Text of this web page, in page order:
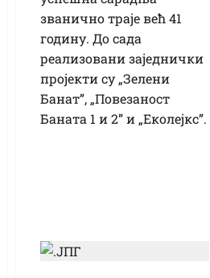
званично траје већ 41
годину. До сада
реализовани заједнички
пројекти су „Зелени
Банат”, „Повезаност
Баната 1 и 2” и „Еколејкс”.